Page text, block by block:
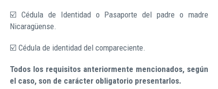
☑️ Cédula de Identidad o Pasaporte del padre o madre
Nicaragüense.
☑️ Cédula de identidad del compareciente.
Todos los requisitos anteriormente mencionados, según
el caso, son de carácter obligatorio presentarlos.